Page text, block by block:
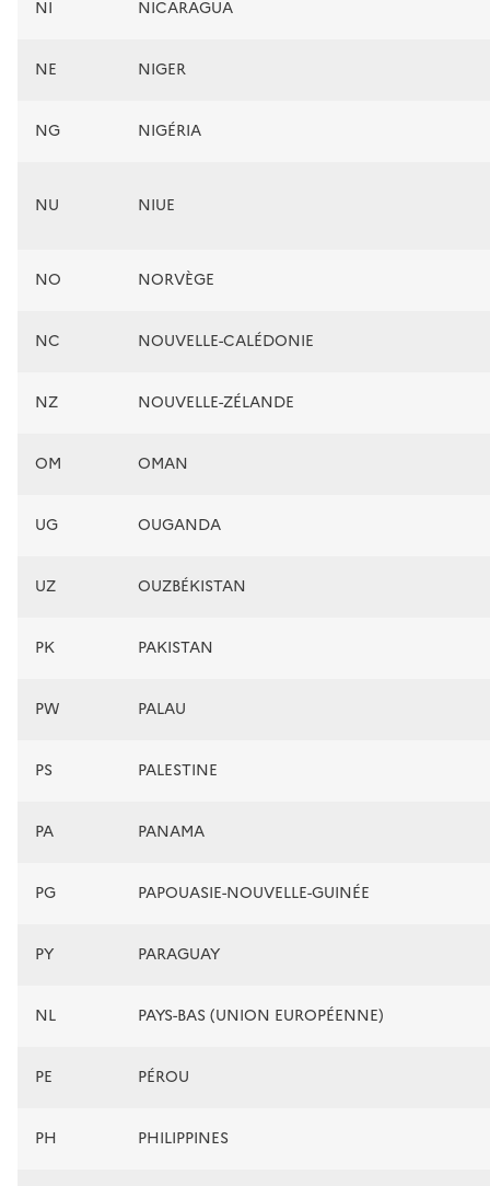
NI NICARAGUA
NE NIGER
NG NIGÉRIA
NU NIUE
NO NORVÈGE
NC NOUVELLE-CALÉDONIE
NZ NOUVELLE-ZÉLANDE
OM OMAN
UG OUGANDA
UZ OUZBÉKISTAN
PK PAKISTAN
PW PALAU
PS PALESTINE
PA PANAMA
PG PAPOUASIE-NOUVELLE-GUINÉE
PY PARAGUAY
NL PAYS-BAS (UNION EUROPÉENNE)
PE PÉROU
PH PHILIPPINES